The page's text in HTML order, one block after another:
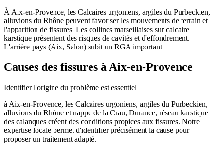
À Aix-en-Provence, les Calcaires urgoniens, argiles du Purbeckien,
alluvions du Rhône peuvent favoriser les mouvements de terrain et
l'apparition de fissures. Les collines marseillaises sur calcaire
karstique présentent des risques de cavités et d'effondrement.
L'arrière-pays (Aix, Salon) subit un RGA important.
Causes des fissures à Aix-en-Provence
Identifier l'origine du problème est essentiel
à Aix-en-Provence, les Calcaires urgoniens, argiles du Purbeckien,
alluvions du Rhône et nappe de la Crau, Durance, réseau karstique
des calanques créent des conditions propices aux fissures. Notre
expertise locale permet d'identifier précisément la cause pour
proposer un traitement adapté.